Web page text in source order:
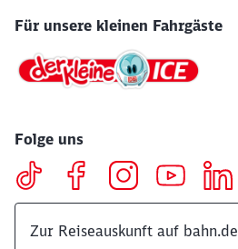
Für unsere kleinen Fahrgäste
Folge uns
Zur Reiseauskunft auf bahn.de